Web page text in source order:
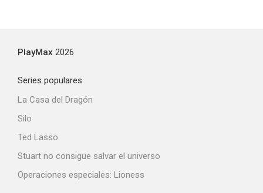
PlayMax 2026
Series populares
La Casa del Dragón
Silo
Ted Lasso
Stuart no consigue salvar el universo
Operaciones especiales: Lioness